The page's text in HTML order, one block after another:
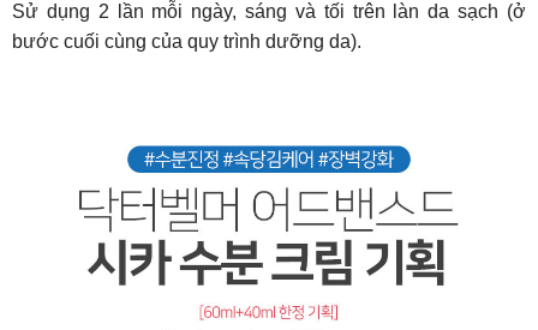
Sử dụng 2 lần mỗi ngày, sáng và tối trên làn da sạch (ở
bước cuối cùng của quy trình dưỡng da).